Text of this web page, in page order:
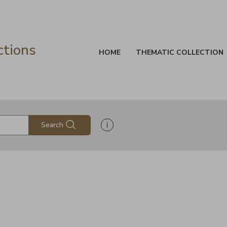
HOME THEMATIC COLLECTION
Search Show search help information